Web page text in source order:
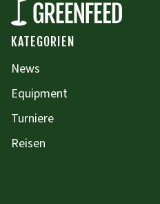
KATEGORIEN
News
Equipment
Turniere
Reisen